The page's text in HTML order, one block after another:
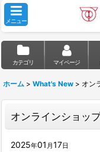
メニュー
カテゴリ マイページ
ホーム > What's New > オン
オンラインショッ
2025年01 月17日